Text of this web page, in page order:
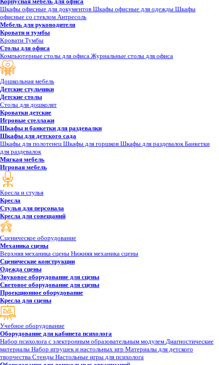
Шкафы офисные для документов Шкафы офисные для одежды Шкафы
офисные со стеклом Антресоль
Мебель для руководителя
Кровати и тумбы
Кровати Тумбы
Столы для офиса
Компьютерные столы для офиса Журнальные столы для офиса
Дошкольная мебель
Детские стульчики
Детские столы
Столы для дошколят
Кроватки детские
Игровые стеллажи
Шкафы и банкетки для раздевалки
Шкафы для детского сада
Шкафы для полотенец Шкафы для горшков Шкафы для раздевалок Банкетки
для раздевалок
Мягкая мебель
Игровая мебель
Кресла и стулья
Кресла
Стулья для персонала
Кресла для совещаний
Сценическое оборудование
Механика сцены
Верхняя механика сцены Нижняя механика сцены
Сценические конструкции
Одежда сцены
Звуковое оборудование для сцены
Световое оборудование для сцены
Проекционное оборудование
Кресла для сцены
Учебное оборудование
Оборудование для кабинета психолога
Набор психолога с электронным образовательным модулем Диагностические
материалы Набор игрушек и настольных игр Материалы для детского
творчества Стенды Настольные игры для психолога